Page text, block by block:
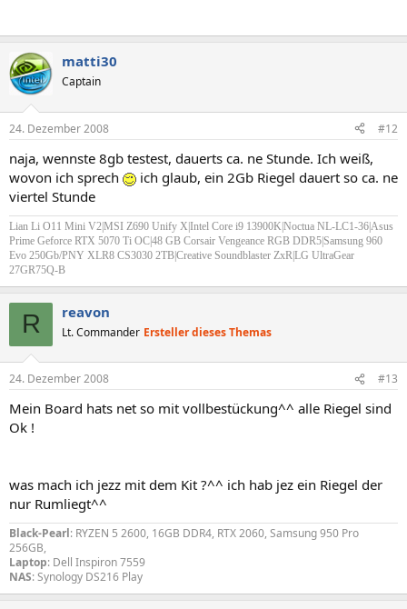
matti30
Captain
24. Dezember 2008 #12
naja, wennste 8gb testest, dauerts ca. ne Stunde. Ich weiß,
wovon ich sprech
ich glaub, ein 2Gb Riegel dauert so ca. ne
viertel Stunde
Lian Li O11 Mini V2|MSI Z690 Unify X|Intel Core i9 13900K|Noctua NL-LC1-36|Asus
Prime Geforce RTX 5070 Ti OC|48 GB Corsair Vengeance RGB DDR5|Samsung 960
Evo 250Gb/PNY XLR8 CS3030 2TB|Creative Soundblaster ZxR|LG UltraGear
27GR75Q-B
R reavon
Lt. Commander Ersteller dieses Themas
24. Dezember 2008 #13
Mein Board hats net so mit vollbestückung^^ alle Riegel sind
Ok !
was mach ich jezz mit dem Kit ?^^ ich hab jez ein Riegel der
nur Rumliegt^^
Black-Pearl: RYZEN 5 2600, 16GB DDR4, RTX 2060, Samsung 950 Pro
256GB,
Laptop: Dell Inspiron 7559
NAS: Synology DS216 Play